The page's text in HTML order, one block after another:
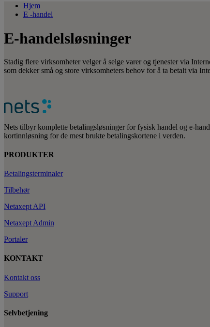
Hjem
E -handel
E-handelsløsninger
Stadig flere virksomheter velger å selge varer og tjenester via
som dekker små og store virksomheters behov for å ta betalt via
Nets tilbyr komplette betalingsløsninger for fysisk handel og e-
kortinnløsning for de mest brukte betalingskortene i verden.
PRODUKTER
Betalingsterminaler
Tilbehør
Netaxept API
Netaxept Admin
Portaler
KONTAKT
Kontakt oss
Support
Selvbetjening